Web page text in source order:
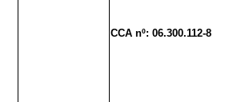
CCA nº: 06.300.112-8